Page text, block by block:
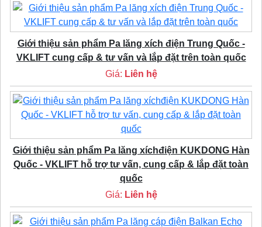
Giới thiệu sản phẩm Pa lăng xích điện Trung Quốc -
VKLIFT cung cấp & tư vấn và lắp đặt trên toàn quốc
Giá: Liên hệ
Giới thiệu sản phẩm Pa lăng xíchđiện KUKDONG Hàn
Quốc - VKLIFT hỗ trợ tư vấn, cung cấp & lắp đặt toàn
quốc
Giá: Liên hệ